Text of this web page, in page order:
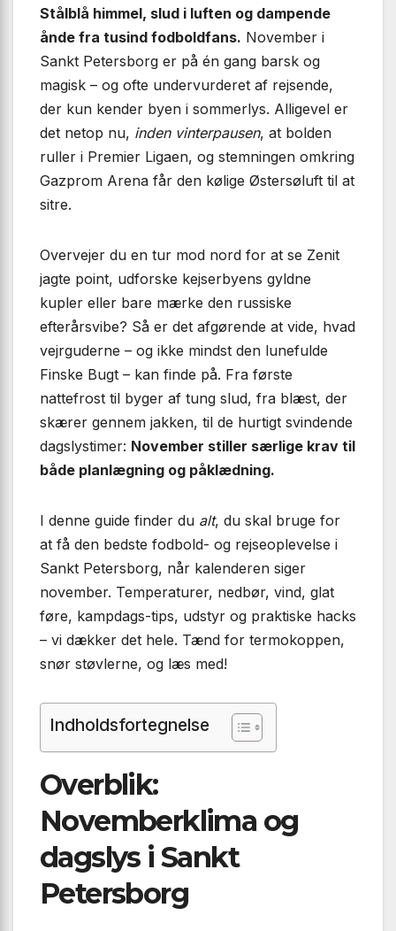
Stålblå himmel, slud i luften og dampende
ånde fra tusind fodboldfans. November i
Sankt Petersborg er på én gang barsk og
magisk – og ofte undervurderet af rejsende,
der kun kender byen i sommerlys. Alligevel er
det netop nu, inden vinterpausen, at bolden
ruller i Premier Ligaen, og stemningen omkring
Gazprom Arena får den kølige Østersøluft til at
sitre.
Overvejer du en tur mod nord for at se Zenit
jagte point, udforske kejserbyens gyldne
kupler eller bare mærke den russiske
efterårsvibe? Så er det afgørende at vide, hvad
vejrguderne – og ikke mindst den lunefulde
Finske Bugt – kan finde på. Fra første
nattefrost til byger af tung slud, fra blæst, der
skærer gennem jakken, til de hurtigt svindende
dagslystimer: November stiller særlige krav til
både planlægning og påklædning.
I denne guide finder du alt, du skal bruge for
at få den bedste fodbold- og rejseoplevelse i
Sankt Petersborg, når kalenderen siger
november. Temperaturer, nedbør, vind, glat
føre, kampdags-tips, udstyr og praktiske hacks
– vi dækker det hele. Tænd for termokoppen,
snør støvlerne, og læs med!
Indholdsfortegnelse
Overblik:
Novemberklima og
dagslys i Sankt
Petersborg